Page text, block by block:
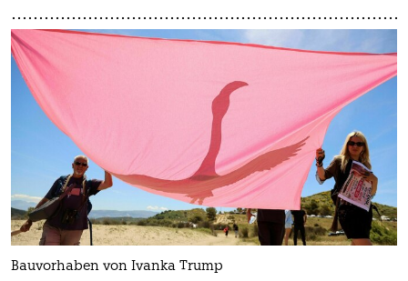
Bauvorhaben von Ivanka Trump